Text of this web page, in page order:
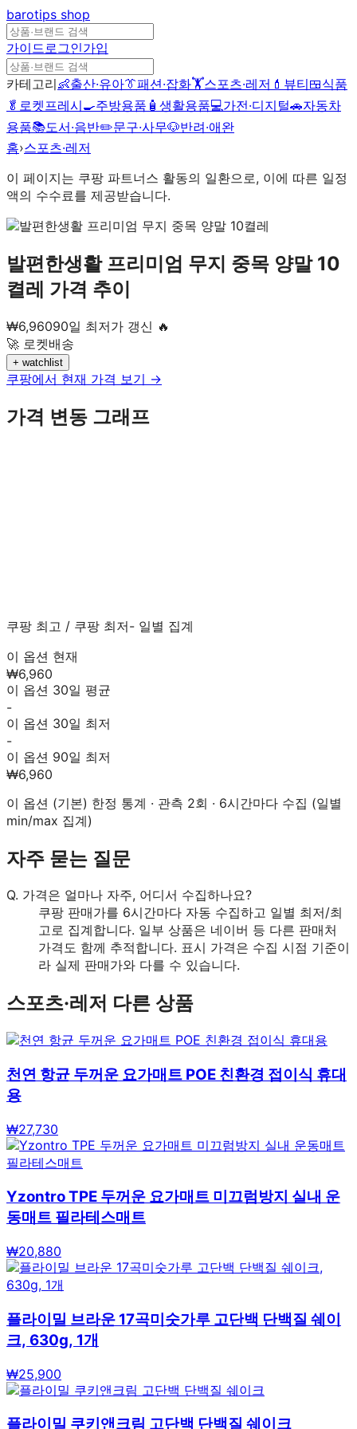
barotips shop
가이드로그인가입
카테고리👶출산·유아👔패션·잡화🏋️스포츠·레저 💄 뷰티🍱식품
🥬 로켓프레시🍳주방용품 🧴 생활용품💻가전·디지털🚗자동차
용품📚도서·음반✏️문구·사무🐶반려·애완
홈›스포츠·레저
이 페이지는 쿠팡 파트너스 활동의 일환으로, 이에 따른 일정
액의 수수료를 제공받습니다.
발편한생활 프리미엄 무지 중목 양말 10
켤레 가격 추이
₩6,96090일 최저가 갱신 🔥
🚀 로켓배송
+ watchlist
쿠팡에서 현재 가격 보기 →
가격 변동 그래프
쿠팡 최고 / 쿠팡 최저- 일별 집계
이 옵션 현재
₩6,960
이 옵션 30일 평균
-
이 옵션 30일 최저
-
이 옵션 90일 최저
₩6,960
이 옵션 (기본) 한정 통계 · 관측 2회 · 6시간마다 수집 (일별
min/max 집계)
자주 묻는 질문
Q. 가격은 얼마나 자주, 어디서 수집하나요?
쿠팡 판매가를 6시간마다 자동 수집하고 일별 최저/최
고로 집계합니다. 일부 상품은 네이버 등 다른 판매처
가격도 함께 추적합니다. 표시 가격은 수집 시점 기준이
라 실제 판매가와 다를 수 있습니다.
스포츠·레저 다른 상품
천연 항균 두꺼운 요가매트 POE 친환경 접이식 휴대
용
₩27,730
Yzontro TPE 두꺼운 요가매트 미끄럼방지 실내 운
동매트 필라테스매트
₩20,880
플라이밀 브라운 17곡미숫가루 고단백 단백질 쉐이
크, 630g, 1개
₩25,900
플라이밀 쿠키앤크림 고단백 단백질 쉐이크